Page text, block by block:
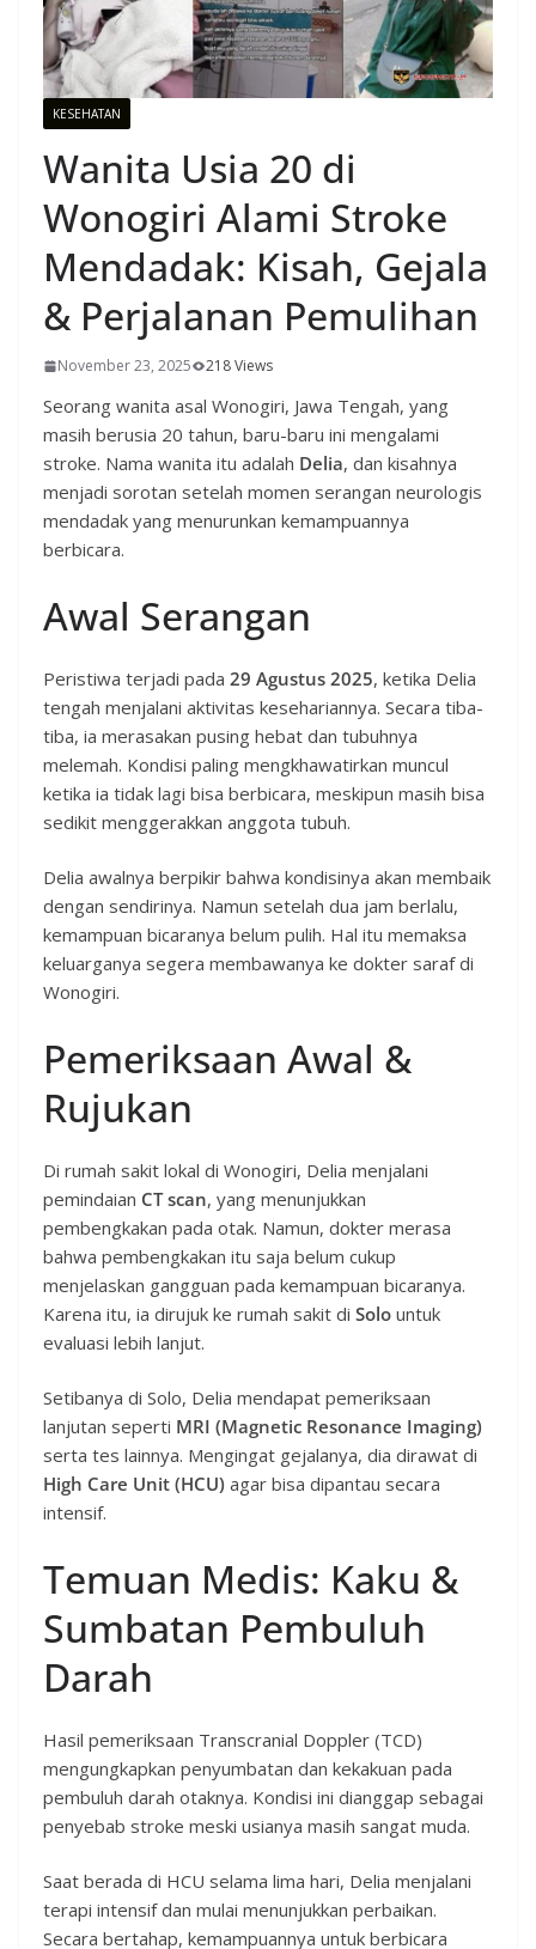
KESEHATAN
Wanita Usia 20 di
Wonogiri Alami Stroke
Mendadak: Kisah, Gejala
& Perjalanan Pemulihan
November 23, 2025 218 Views
Seorang wanita asal Wonogiri, Jawa Tengah, yang
masih berusia 20 tahun, baru-baru ini mengalami
stroke. Nama wanita itu adalah Delia, dan kisahnya
menjadi sorotan setelah momen serangan neurologis
mendadak yang menurunkan kemampuannya
berbicara.
Awal Serangan
Peristiwa terjadi pada 29 Agustus 2025, ketika Delia
tengah menjalani aktivitas kesehariannya. Secara tiba-
tiba, ia merasakan pusing hebat dan tubuhnya
melemah. Kondisi paling mengkhawatirkan muncul
ketika ia tidak lagi bisa berbicara, meskipun masih bisa
sedikit menggerakkan anggota tubuh.
Delia awalnya berpikir bahwa kondisinya akan membaik
dengan sendirinya. Namun setelah dua jam berlalu,
kemampuan bicaranya belum pulih. Hal itu memaksa
keluarganya segera membawanya ke dokter saraf di
Wonogiri.
Pemeriksaan Awal &
Rujukan
Di rumah sakit lokal di Wonogiri, Delia menjalani
pemindaian CT scan, yang menunjukkan
pembengkakan pada otak. Namun, dokter merasa
bahwa pembengkakan itu saja belum cukup
menjelaskan gangguan pada kemampuan bicaranya.
Karena itu, ia dirujuk ke rumah sakit di Solo untuk
evaluasi lebih lanjut.
Setibanya di Solo, Delia mendapat pemeriksaan
lanjutan seperti MRI (Magnetic Resonance Imaging)
serta tes lainnya. Mengingat gejalanya, dia dirawat di
High Care Unit (HCU) agar bisa dipantau secara
intensif.
Temuan Medis: Kaku &
Sumbatan Pembuluh
Darah
Hasil pemeriksaan Transcranial Doppler (TCD)
mengungkapkan penyumbatan dan kekakuan pada
pembuluh darah otaknya. Kondisi ini dianggap sebagai
penyebab stroke meski usianya masih sangat muda.
Saat berada di HCU selama lima hari, Delia menjalani
terapi intensif dan mulai menunjukkan perbaikan.
Secara bertahap, kemampuannya untuk berbicara